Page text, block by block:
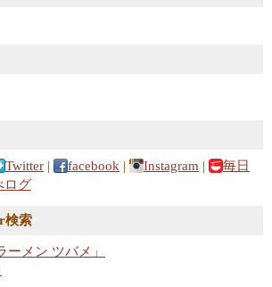
Twitter | facebook | Instagram |
毎日
ログ
検索
ーメン ツバメ」